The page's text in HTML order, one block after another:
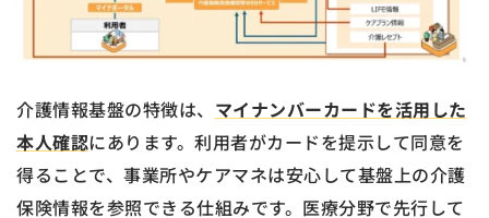
介護情報基盤の特徴は、 マイナンバーカードを活用した
本人確認にあります。利用者がカードを提示して同意を
得ることで、事業所やケアマネは安心して基盤上の介護
保険情報を参照できる仕組みです。医療分野で先行して